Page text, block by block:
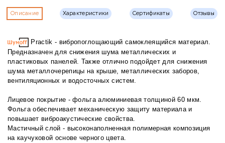
Описание Характеристики Сертификаты Отзывы
Practik - вибропоглощающий самоклеящийся материал.
Предназначен для снижения шума металлических и
пластиковых панелей. Также отлично подойдет для снижения
шума металлочерепицы на крыше, металлических заборов,
вентиляционных и водосточных систем.
Лицевое покрытие - фольга алюминиевая толщиной 60 мкм.
Фольга обеспечивает механическую защиту материала и
повышает виброакустические свойства.
Мастичный слой - высоконаполненная полимерная композиция
на каучуковой основе черного цвета.